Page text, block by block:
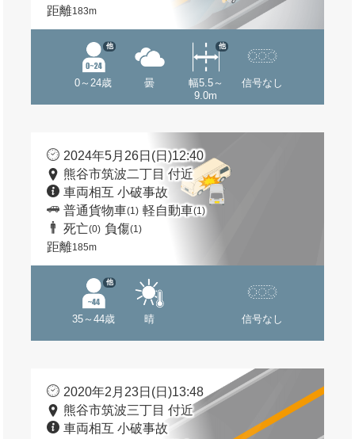
距離183m
0～24歳
他
曇
幅5.5～
9.0m
他
信号なし
2024年5月26日(日)12:40
熊谷市筑波二丁目 付近
車両相互 小破事故
普通貨物車(1) 軽自動車(1)
死亡(0) 負傷(1)
距離185m
35～44歳
他
晴 信号なし
2020年2月23日(日)13:48
熊谷市筑波三丁目 付近
車両相互 小破事故